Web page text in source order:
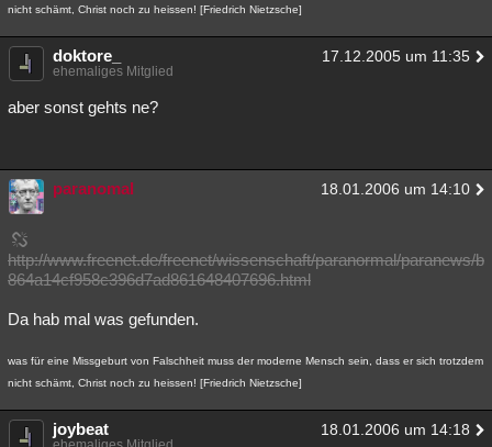
nicht schämt, Christ noch zu heissen! [Friedrich Nietzsche]
doktore_ 17.12.2005 um 11:35
ehemaliges Mitglied
aber sonst gehts ne?
paranomal 18.01.2006 um 14:10
http://www.freenet.de/freenet/wissenschaft/paranormal/paranews/b
864a14cf958c396d7ad861648407696.html
Da hab mal was gefunden.
was für eine Missgeburt von Falschheit muss der moderne Mensch sein, dass er sich trotzdem
nicht schämt, Christ noch zu heissen! [Friedrich Nietzsche]
joybeat 18.01.2006 um 14:18